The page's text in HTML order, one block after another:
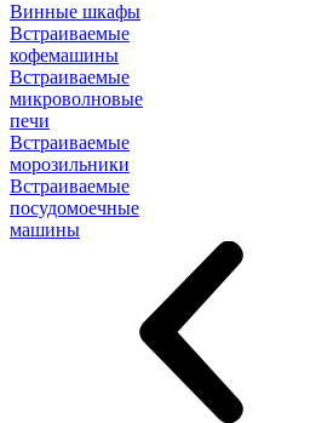
Винные шкафы
Встраиваемые
кофемашины
Встраиваемые
микроволновые
печи
Встраиваемые
морозильники
Встраиваемые
посудомоечные
машины